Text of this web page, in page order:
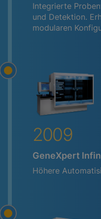
Integrierte
und Detektion.
modularen
2009
GeneXpert
Höhere